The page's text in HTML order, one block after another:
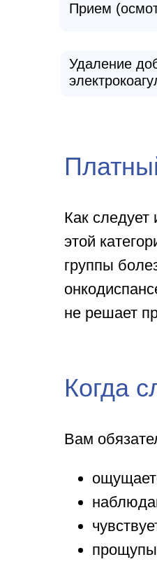
Прием
Удаление
Как следует
этой
группы
не решает
Когда
Вам